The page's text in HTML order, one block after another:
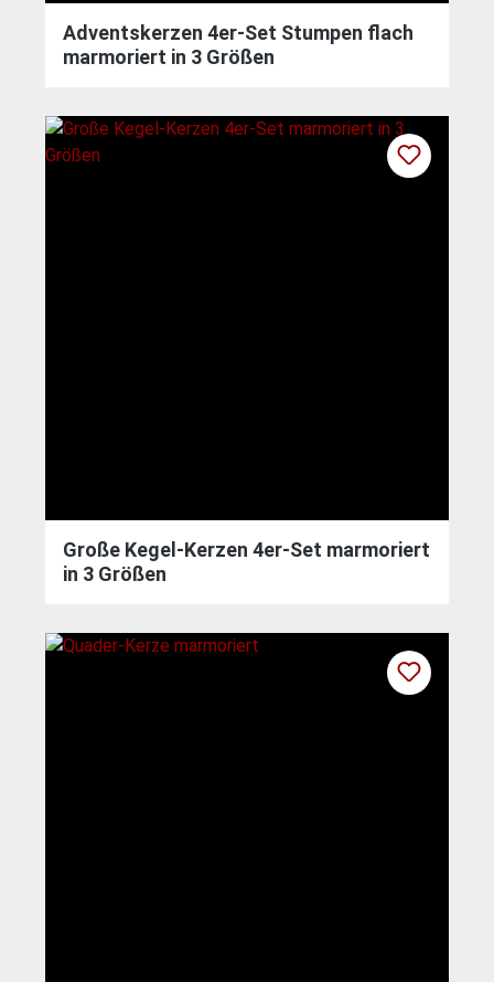
Adventskerzen 4er-Set Stumpen flach
marmoriert in 3 Größen
Große Kegel-Kerzen 4er-Set marmoriert
in 3 Größen